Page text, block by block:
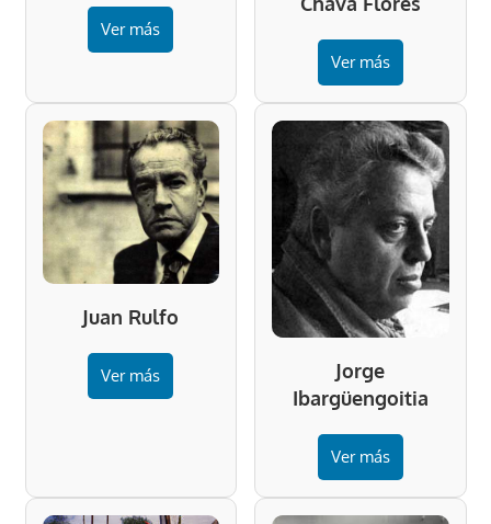
Ver más
Ver más
Juan Rulfo
Ver más
Jorge
Ibargüengoitia
Ver más